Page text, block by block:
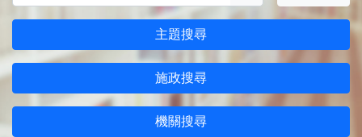
主題搜尋
施政搜尋
機關搜尋